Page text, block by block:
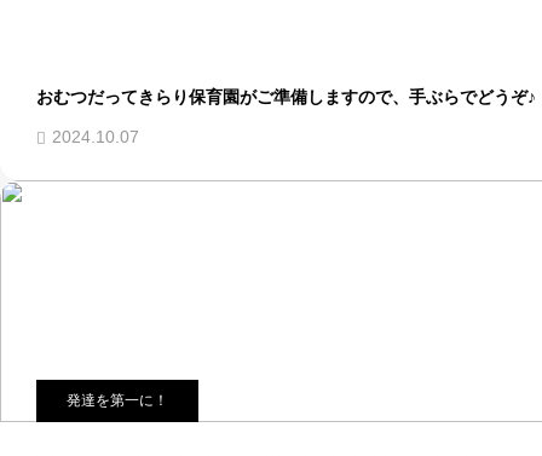
おむつだってきらり保育園がご準備しますので、手ぶらでどうぞ♪
2024.10.07
発達を第一に！